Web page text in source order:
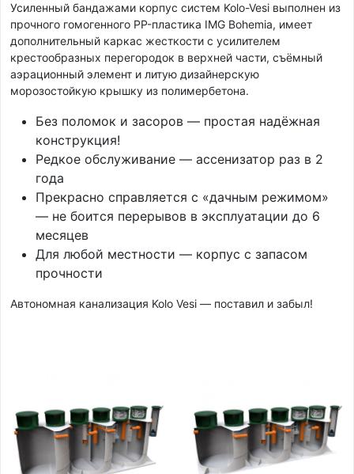
Усиленный бандажами корпус систем Kolo-Vesi выполнен из
прочного гомогенного PP-пластика IMG Bohemia, имеет
дополнительный каркас жесткости с усилителем
крестообразных перегородок в верхней части, съёмный
аэрационный элемент и литую дизайнерскую
морозостойкую крышку из полимербетона.
Без поломок и засоров — простая надёжная
конструкция!
Редкое обслуживание — ассенизатор раз в 2
года
Прекрасно справляется с «дачным режимом»
— не боится перерывов в эксплуатации до 6
месяцев
Для любой местности — корпус с запасом
прочности
Автономная канализация Kolo Vesi — поставил и забыл!